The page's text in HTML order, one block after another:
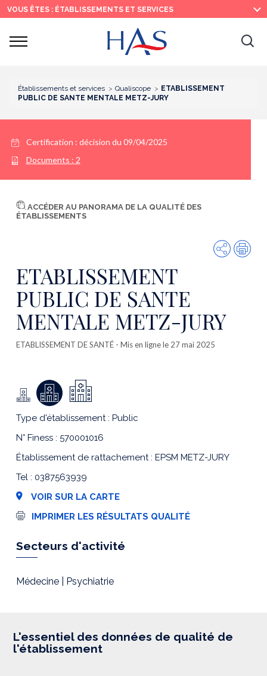
Recherche
Menu
principal
Contenu
principal
VOUS ÊTES : ÉTABLISSEMENTS ET SERVICES
Ouvrir
Établissements et services Qualiscope
ETABLISSEMENT
PUBLIC DE SANTE MENTALE METZ-JURY
Certification : décision du 09/04/2025
Documents : 2
ACCÉDER AU PANORAMA DE LA QUALITÉ DES
ÉTABLISSEMENTS
Partager
ETABLISSEMENT
PUBLIC DE SANTE
MENTALE METZ-JURY
ETABLISSEMENT DE SANTÉ - Mis en ligne le 27 mai 2025
Type d'établissement : Public
N° Finess : 570001016
Établissement de rattachement : EPSM METZ-JURY
Tel : 0387563939
VOIR SUR LA CARTE
I
e
s
i
o
IMPRIMER LES RÉSULTATS QUALITÉ
Secteurs d'activité
Médecine | Psychiatrie
L'essentiel des données de qualité de
l'établissement